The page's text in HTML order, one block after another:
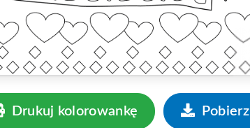
Drukuj kolorowankę Pobierz